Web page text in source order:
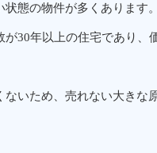
態の物件が多くあります。
30年以上の住宅であり、
いため、売れない大きな